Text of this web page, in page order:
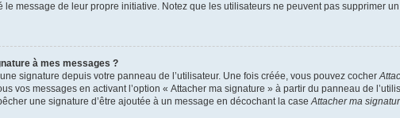
le message de leur propre initiative. Notez que les utilisateurs ne peuvent pas supprimer
à mes messages ?
signature depuis votre panneau de l’utilisateur. Une fois créée, vous pouvez cocher
vos messages en activant l’option « Attacher ma signature » à partir du panneau de
une signature d’être ajoutée à un message en décochant la caseAttacher ma